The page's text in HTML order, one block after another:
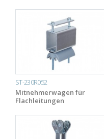
ST-230R052
Mitnehmerwagen für
Flachleitungen